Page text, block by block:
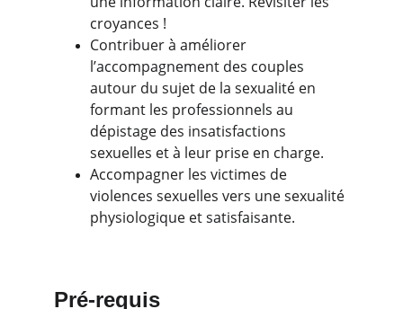
croyances !
Contribuer à améliorer
l’accompagnement des couples
autour du sujet de la sexualité en
formant les professionnels au
dépistage des insatisfactions
sexuelles et à leur prise en charge.
Accompagner les victimes de
violences sexuelles vers une sexualité
physiologique et satisfaisante.
Pré-requis